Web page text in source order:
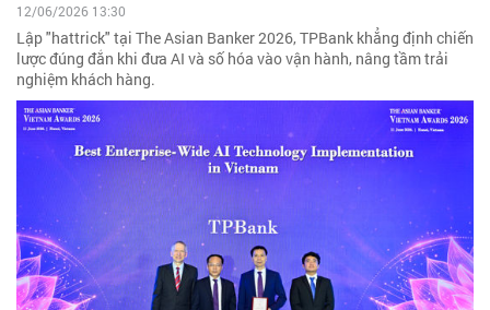
12/06/2026 13:30
Lập "hattrick" tại The Asian Banker 2026, TPBank khẳng định chiến
lược đúng đắn khi đưa AI và số hóa vào vận hành, nâng tầm trải
nghiệm khách hàng.